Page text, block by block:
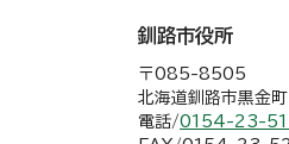
釧路市役所
〒085-8505
北海道釧路市黒金
電話/0154-23-